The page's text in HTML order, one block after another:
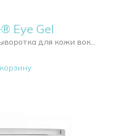
Eye Gel
для кожи вок...